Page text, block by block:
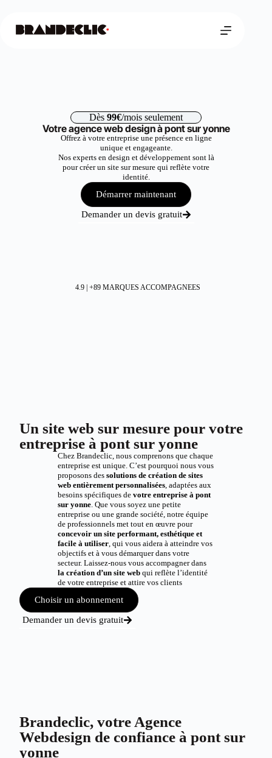
Dès 99€/mois seulement
Votre agence web design à pont sur yonne
Offrez à votre entreprise une présence en ligne
unique et engageante.
Nos experts en design et développement sont là
pour créer un site sur mesure qui reflète votre
identité.
Démarrer maintenant
Demander un devis gratuit
4.9 | +89 MARQUES ACCOMPAGNEES
Un site web sur mesure pour votre
entreprise à pont sur yonne
Chez Brandeclic, nous comprenons que chaque
entreprise est unique. C’est pourquoi nous vous
proposons des solutions de création de sites
web entièrement personnalisées, adaptées aux
besoins spécifiques de votre entreprise à pont
sur yonne. Que vous soyez une petite
entreprise ou une grande société, notre équipe
de professionnels met tout en œuvre pour
concevoir un site performant, esthétique et
facile à utiliser, qui vous aidera à atteindre vos
objectifs et à vous démarquer dans votre
secteur. Laissez-nous vous accompagner dans
la création d’un site webqui reflète l’identité
de votre entreprise et attire vos clients
Choisir un abonnement
Demander un devis gratuit
Brandeclic, votre Agence
Webdesign de confiance à pont sur
yonne